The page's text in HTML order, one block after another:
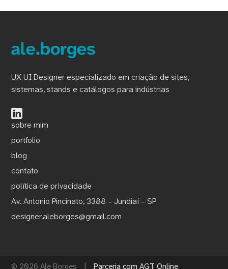
UX UI Designer especializado em criação de sites,
sistemas, stands e catálogos para indústrias
sobre mim
portfolio
blog
contato
política de privacidade
Av. Antonio Pincinato, 3388 – Jundiaí – SP
designer.aleborges@gmail.com
© 2026 Ale Borges Parceria com AGT Online